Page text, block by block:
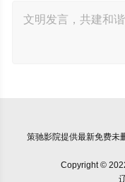
策驰影院提供最新免费未
Copyright ©